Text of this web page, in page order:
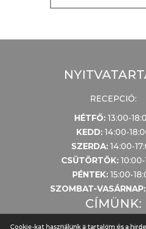
RECEPCIÓ:
HÉTFŐ:13:00-
KEDD:14:00-
SZERDA:14:00-
CSÜTÖRTÖK:10:00-
PÉNTEK:15:00-
SZOMBAT-VASÁRNAP:
CÍMÜNK:
Cookie-kat használunk a tartalom és a